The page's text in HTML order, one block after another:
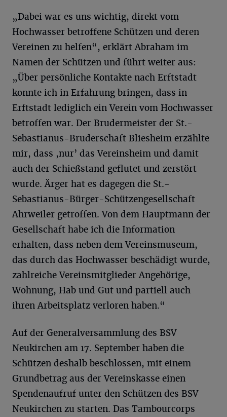
„Dabei war es uns wichtig, direkt vom
Hochwasser betroffene Schützen und deren
Vereinen zu helfen“, erklärt Abraham im
Namen der Schützen und führt weiter aus:
„Über persönliche Kontakte nach Erftstadt
konnte ich in Erfahrung bringen, dass in
Erftstadt lediglich ein Verein vom Hochwasser
betroffen war. Der Brudermeister der St.-
Sebastianus-Bruderschaft Bliesheim erzählte
mir, dass ,nur’ das Vereinsheim und damit
auch der Schießstand geflutet und zerstört
wurde. Ärger hat es dagegen die St.-
Sebastianus-Bürger-Schützengesellschaft
Ahrweiler getroffen. Von dem Hauptmann der
Gesellschaft habe ich die Information
erhalten, dass neben dem Vereinsmuseum,
das durch das Hochwasser beschädigt wurde,
zahlreiche Vereinsmitglieder Angehörige,
Wohnung, Hab und Gut und partiell auch
ihren Arbeitsplatz verloren haben.“
Auf der Generalversammlung des BSV
Neukirchen am 17. September haben die
Schützen deshalb beschlossen, mit einem
Grundbetrag aus der Vereinskasse einen
Spendenaufruf unter den Schützen des BSV
Neukirchen zu starten. Das Tambourcorps